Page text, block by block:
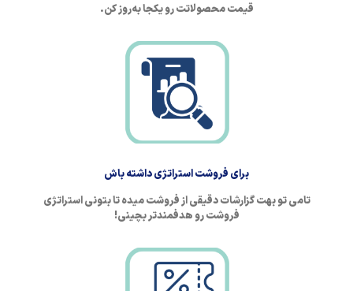
قیمت محصولاتت رو یکجا به‌روز کن.
برای فروشت استراتژی داشته باش
تامی تو بهت گزارشات دقیقی از فروشت میده تا بتونی استراتژی
فروشت رو هدفمندتر بچینی!